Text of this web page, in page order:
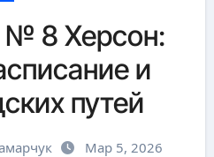
№ 8 Херсон:
и
путей
Мар 5, 2026